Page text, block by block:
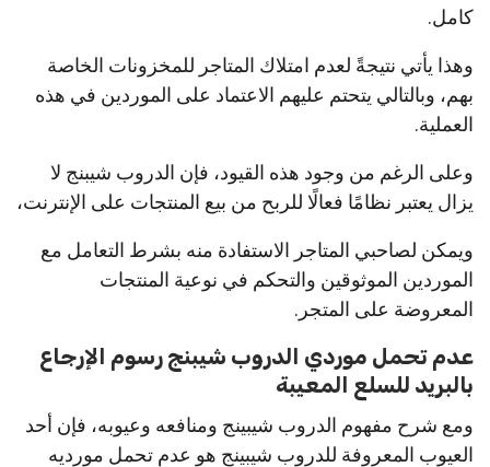
كامل.
وهذا يأتي نتيجةً لعدم امتلاك المتاجر للمخزونات الخاصة
بهم، وبالتالي يتحتم عليهم الاعتماد على الموردين في هذه
العملية.
وعلى الرغم من وجود هذه القيود، فإن الدروب شيبنج لا
يزال يعتبر نظامًا فعالًا للربح من بيع المنتجات على الإنترنت،
ويمكن لصاحبي المتاجر الاستفادة منه بشرط التعامل مع
الموردين الموثوقين والتحكم في نوعية المنتجات
المعروضة على المتجر.
عدم تحمل موردي الدروب شيبنج رسوم الإرجاع
بالبريد للسلع المعيبة
ومع شرح مفهوم الدروب شيبينج ومنافعه وعيوبه، فإن أحد
العيوب المعروفة للدروب شيبينج هو عدم تحمل مورديه